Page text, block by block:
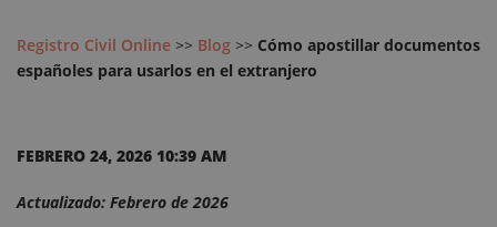
Registro Civil Online >> Blog >> Cómo apostillar documentos
españoles para usarlos en el extranjero
FEBRERO 24, 2026 10:39 AM
Actualizado: Febrero de 2026